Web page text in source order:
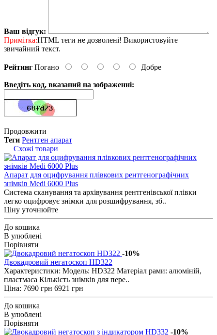
Ваш відгук:
Примітка:HTML теги не дозволені! Використовуйте
звичайний текст.
Рейтинг Погано Добре
Введіть код, вказаний на зображенні:
Продовжити
Теги Рентген апарат
Схожі товари
Апарат для оцифрування плівкових рентгенографічних
знімків Medi 6000 Plus
Система сканування та архівування рентгенівської плівки
легко оцифровує знімки для розшифрування, зб..
Ціну уточнюйте
До кошика
В улюблені
Порівняти
-10%
Двокадровий негатоскоп HD322
Характеристики: Модель: HD322 Матеріал рами: алюміній,
пластмаса Кількість знімків для пере..
Ціна: 7690 грн 6921 грн
До кошика
В улюблені
Порівняти
-10%